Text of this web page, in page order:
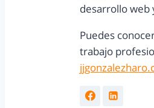
desarrollo web
Puedes
trabajo